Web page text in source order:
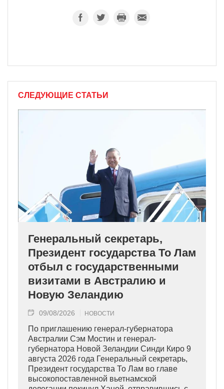
СЛЕДУЮЩИЕ СТАТЬИ
Генеральный секретарь,
Президент государства То Лам
отбыл с государственными
визитами в Австралию и
Новую Зеландию
09/08/2026 НОВОСТИ
По приглашению генерал-губернатора
Австралии Сэм Мостин и генерал-
губернатора Новой Зеландии Синди Киро 9
августа 2026 года Генеральный секретарь,
Президент государства То Лам во главе
высокопоставленной вьетнамской